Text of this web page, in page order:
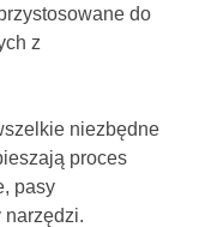
do
z
niezbędne
proces
pasy
narzędzi.